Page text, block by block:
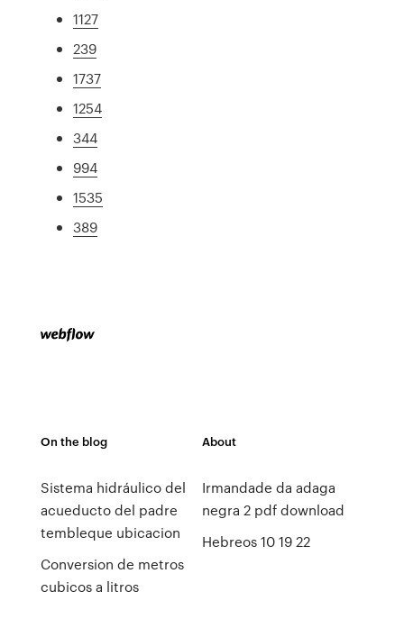
1127
239
1737
1254
344
994
1535
389
On the blog
Sistema hidráulico del
acueducto del padre
tembleque ubicacion
Conversion de metros
cubicos a litros
About
Irmandade da adaga
negra 2 pdf download
Hebreos 10 19 22